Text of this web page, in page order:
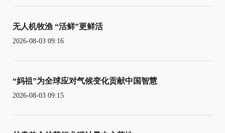
无人机牧渔 “活鲜”更鲜活
2026-08-03 09:16
“妈祖”为全球应对气候变化贡献中国智慧
2026-08-03 09:15